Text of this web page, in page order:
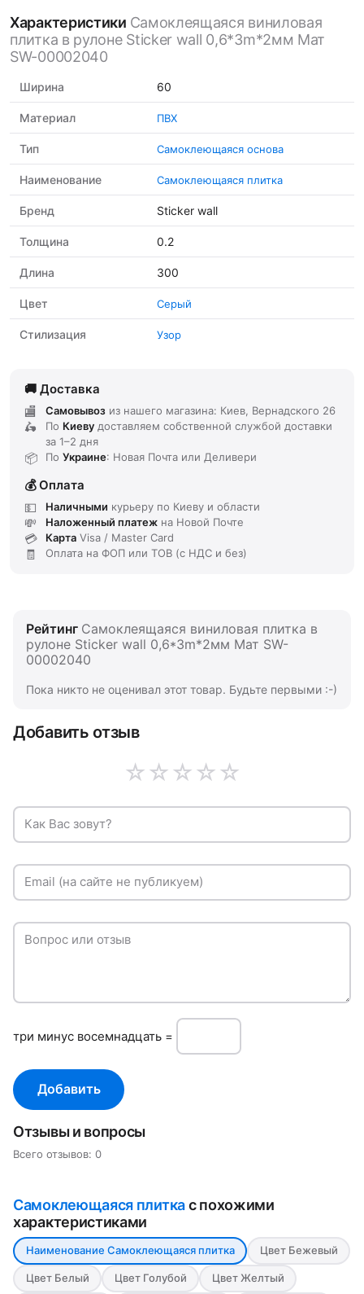
Характеристики Самоклеящаяся виниловая
плитка в рулоне Sticker wall 0,6*3m*2мм Мат
SW-00002040
Ширина 60
Материал ПВХ
Тип Самоклеющаяся основа
Наименование Cамоклеющаяся плитка
Бренд Sticker wall
Толщина 0.2
Длина 300
Цвет Серый
Стилизация Узор
Доставка
Самовывоз из нашего магазина: Киев, Вернадского 26
По Киеву доставляем собственной службой доставки
за 1–2 дня
По Украине: Новая Почта или Деливери
Оплата
Наличными курьеру по Киеву и области
Наложенный платеж на Новой Почте
Карта Visa / Master Card
Оплата на ФОП или ТОВ (с НДС и без)
Рейтинг Самоклеящаяся виниловая плитка в
рулоне Sticker wall 0,6*3m*2мм Мат SW-
00002040
Пока никто не оценивал этот товар. Будьте первыми :-)
Добавить отзыв
☆
☆
☆
☆
☆
Как Вас зовут?
Email (на сайте не публикуем)
Вопрос или отзыв
три минуc восемнадцать =
Добавить
Отзывы и вопросы
Всего отзывов: 0
Самоклеющаяся плиткас похожими
характеристиками
Наименование Cамоклеющаяся плитка Цвет Бежевый
Цвет Белый Цвет Голубой Цвет Желтый